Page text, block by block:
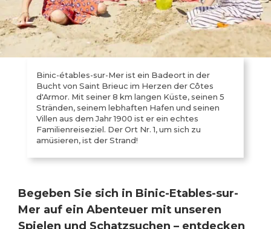
Binic-étables-sur-Mer ist ein Badeort in der
Bucht von Saint Brieuc im Herzen der Côtes
d'Armor. Mit seiner 8 km langen Küste, seinen 5
Stränden, seinem lebhaften Hafen und seinen
Villen aus dem Jahr 1900 ist er ein echtes
Familienreiseziel. Der Ort Nr. 1, um sich zu
amüsieren, ist der Strand!
Begeben Sie sich in Binic-Etables-sur-
Mer auf ein Abenteuer mit unseren
Spielen und Schatzsuchen – entdecken